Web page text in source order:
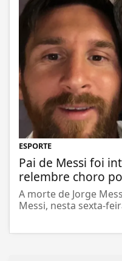
ESPORTE
Pai de Messi foi
relembre choro
A morte de Jorge
Messi, nesta sexta-